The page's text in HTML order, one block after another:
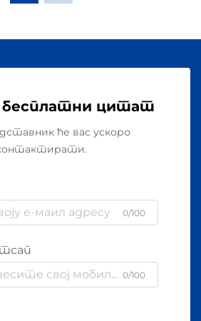
бесплатни цитат
ће вас ускоро
0/100
0/100